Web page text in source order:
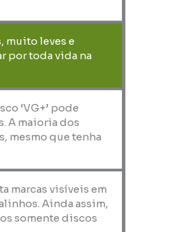
muito leves e
por toda vida na
‘VG+’ pode
A maioria dos
mesmo que tenha
marcas visíveis em
Ainda assim,
somente discos